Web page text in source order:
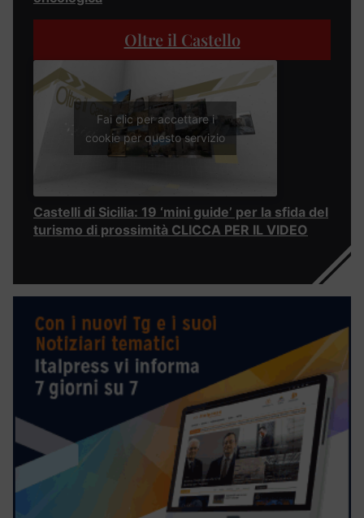
Oltre il Castello
Fai clic per accettare i
cookie per questo servizio
Castelli di Sicilia: 19 ‘mini guide’ per la sfida del
turismo di prossimità CLICCA PER IL VIDEO